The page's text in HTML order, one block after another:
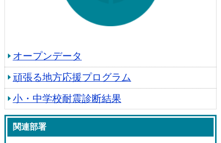
オープンデータ
頑張る地方応援プログラム
小・中学校耐震診断結果
関連部署